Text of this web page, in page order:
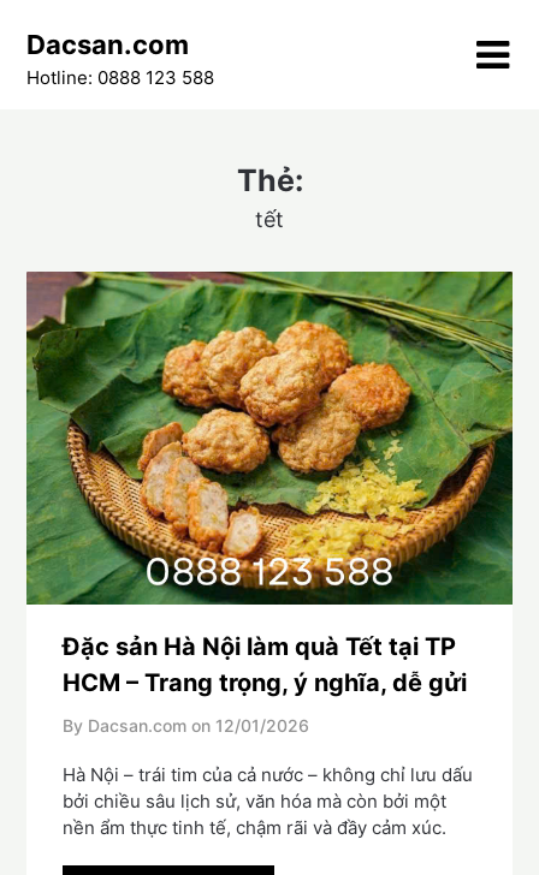
content
Dacsan.com
Hotline: 0888 123 588
Thẻ:
tết
Đặc sản Hà Nội làm quà Tết tại TP
HCM – Trang trọng, ý nghĩa, dễ gửi
By Dacsan.com on 12/01/2026
Hà Nội – trái tim của cả nước – không chỉ lưu dấu
bởi chiều sâu lịch sử, văn hóa mà còn bởi một
nền ẩm thực tinh tế, chậm rãi và đầy cảm xúc.